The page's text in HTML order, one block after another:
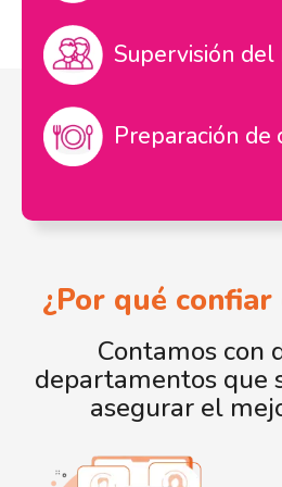
Supervisión del
Preparación de
¿Por qué confiar
Contamos con
departamentos que
asegurar el